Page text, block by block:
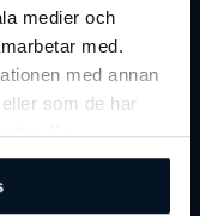
medier och
med.
med annan
som de har
Se